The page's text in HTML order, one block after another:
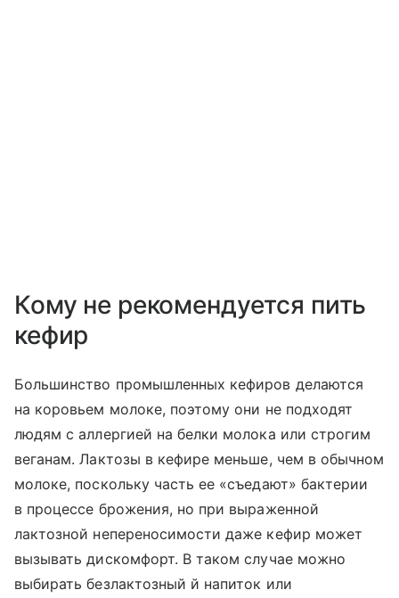
Кому не рекомендуется пить
кефир
Большинство промышленных кефиров делаются
на коровьем молоке, поэтому они не подходят
людям с аллергией на белки молока или строгим
веганам. Лактозы в кефире меньше, чем в обычном
молоке, поскольку часть ее «съедают» бактерии
в процессе брожения, но при выраженной
лактозной непереносимости даже кефир может
вызывать дискомфорт. В таком случае можно
выбирать безлактозный й напиток или